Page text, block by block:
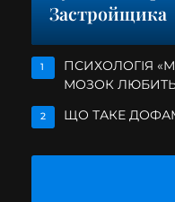
Застройщика
1
ПСИХОЛОГІЯ
МОЗОК ЛЮБИТЬ
2 ЩО ТАКЕ